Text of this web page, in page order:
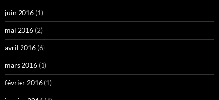
juin 2016 (1)
mai 2016 (2)
avril 2016 (6)
mars 2016 (1)
février 2016 (1)